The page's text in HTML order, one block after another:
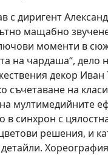
с диригент
мащабно
моменти в
на чардаша“, дело
декор Иван
съчетаване на
мултимедийните
синхрон с
решения, и